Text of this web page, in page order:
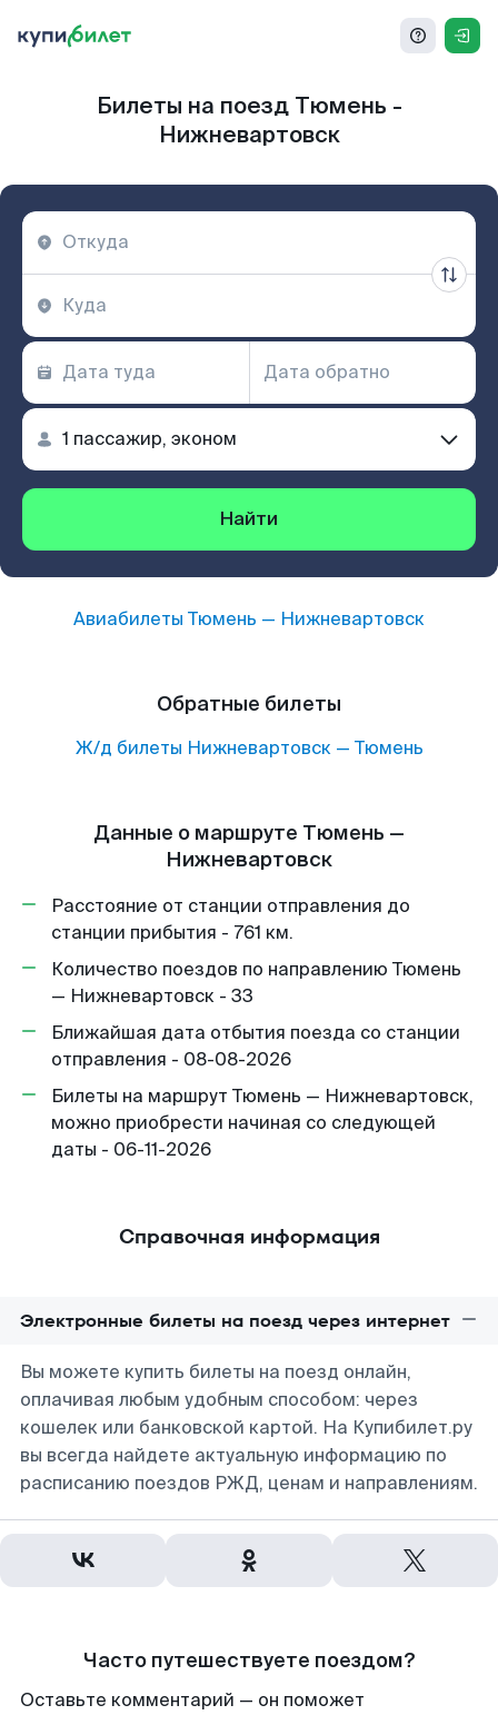
Билеты на поезд Тюмень -
Нижневартовск
Найти
Авиабилеты Тюмень — Нижневартовск
Обратные билеты
Ж/д билеты Нижневартовск— Тюмень
Данные о маршруте Тюмень —
Нижневартовск
Расстояние от станции отправления до
станции прибытия - 761 км.
Количество поездов по направлению Тюмень
— Нижневартовск - 33
Ближайшая дата отбытия поезда со станции
отправления - 08-08-2026
Билеты на маршрут Тюмень — Нижневартовск,
можно приобрести начиная со следующей
даты - 06-11-2026
Справочная информация
Электронные билеты на поезд через интернет
Вы можете купить билеты на поезд онлайн,
оплачивая любым удобным способом: через
кошелек или банковской картой. На Купибилет.ру
вы всегда найдете актуальную информацию по
расписанию поездов РЖД, ценам и направлениям.
Часто путешествуете поездом?
Оставьте комментарий — он поможет